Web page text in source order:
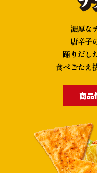
濃厚な
唐辛子
踊りだし
食べごたえ
商品